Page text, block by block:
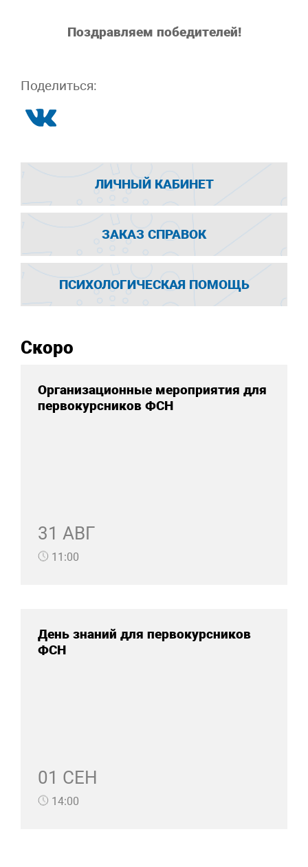
Поздравляем победителей!
Поделиться:
ЛИЧНЫЙ КАБИНЕТ
ЗАКАЗ СПРАВОК
ПСИХОЛОГИЧЕСКАЯ ПОМОЩЬ
Скоро
Организационные мероприятия для
первокурсников ФСН
31 АВГ
11:00
День знаний для первокурсников
ФСН
01 СЕН
14:00